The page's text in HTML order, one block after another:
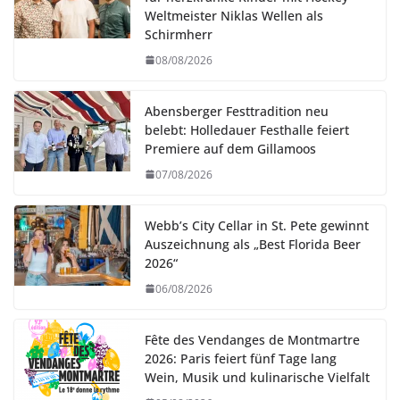
Weltmeister Niklas Wellen als
Schirmherr
08/08/2026
Abensberger Festtradition neu
belebt: Holledauer Festhalle feiert
Premiere auf dem Gillamoos
07/08/2026
Webb’s City Cellar in St. Pete gewinnt
Auszeichnung als „Best Florida Beer
2026“
06/08/2026
Fête des Vendanges de Montmartre
2026: Paris feiert fünf Tage lang
Wein, Musik und kulinarische Vielfalt